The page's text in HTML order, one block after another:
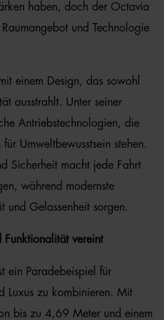
haben, doch der Octavia
und Technologie
einem Design, das sowohl
ausstrahlt. Unter seiner
Antriebstechnologien, die
Umweltbewusstsein stehen.
Sicherheit macht jede Fahrt
während modernste
und Gelassenheit sorgen.
Funktionalität vereint
ein Paradebeispiel für
Luxus zu kombinieren. Mit
bis zu 4,69 Meter und einem